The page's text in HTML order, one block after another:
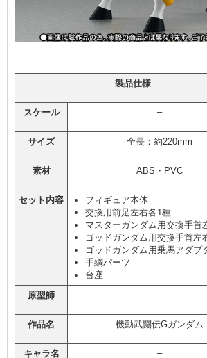
製品仕様
スケール –
サイズ 全長：約220mm
素材 ABS・PVC
セット内容
フィギュア本体
交換用前足左右各1種
マスターガンダム用交換手首
ゴッドガンダム用交換手首左
ゴッドガンダム用乗馬アダプ
手綱パーツ
台座
原型師
–
作品名 機動武闘伝Gガンダム
キャラ名 –